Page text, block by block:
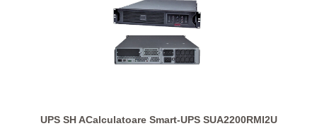
UPS SH ACalculatoare Smart-UPS SUA2200RMI2U